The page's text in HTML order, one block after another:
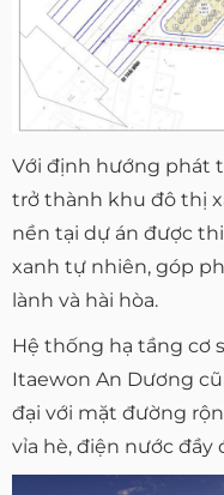
Với định hướng phát
trở thành khu đô thị
nền tại dự án được
xanh tự nhiên, góp
lành và hài hòa.
Hệ thống hạ tầng cơ
Itaewon An Dương
đại với mặt đường
vỉa hè, điện nước đầy